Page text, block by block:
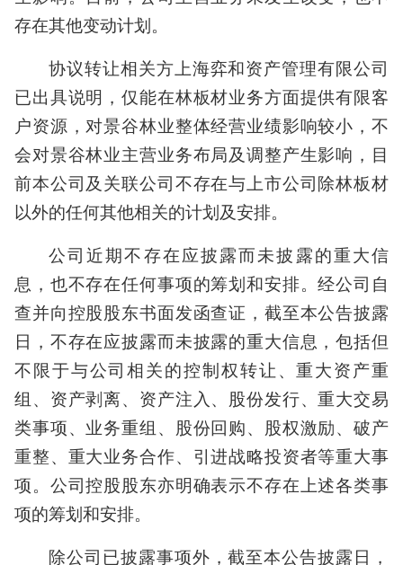
存在其他变动计划。
协议转让相关方上海弈和资产管理有限公司
已出具说明，仅能在林板材业务方面提供有限客
户资源，对景谷林业整体经营业绩影响较小，不
会对景谷林业主营业务布局及调整产生影响，目
前本公司及关联公司不存在与上市公司除林板材
以外的任何其他相关的计划及安排。
公司近期不存在应披露而未披露的重大信
息，也不存在任何事项的筹划和安排。经公司自
查并向控股股东书面发函查证，截至本公告披露
日，不存在应披露而未披露的重大信息，包括但
不限于与公司相关的控制权转让、重大资产重
组、资产剥离、资产注入、股份发行、重大交易
类事项、业务重组、股份回购、股权激励、破产
重整、重大业务合作、引进战略投资者等重大事
项。公司控股股东亦明确表示不存在上述各类事
项的筹划和安排。
除公司已披露事项外，截至本公告披露日，